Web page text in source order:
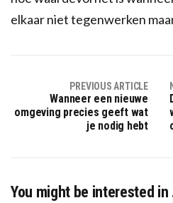
elkaar niet tegenwerken
PREVIOUS ARTICLE
Wanneer een nieuwe
omgeving precies geeft wat
je nodig hebt
You might be interested